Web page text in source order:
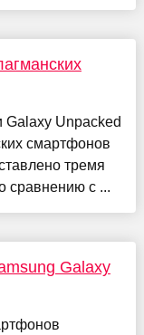
Galaxy Unpacked
смартфонов
тремя
сравнению с ...
Galaxy